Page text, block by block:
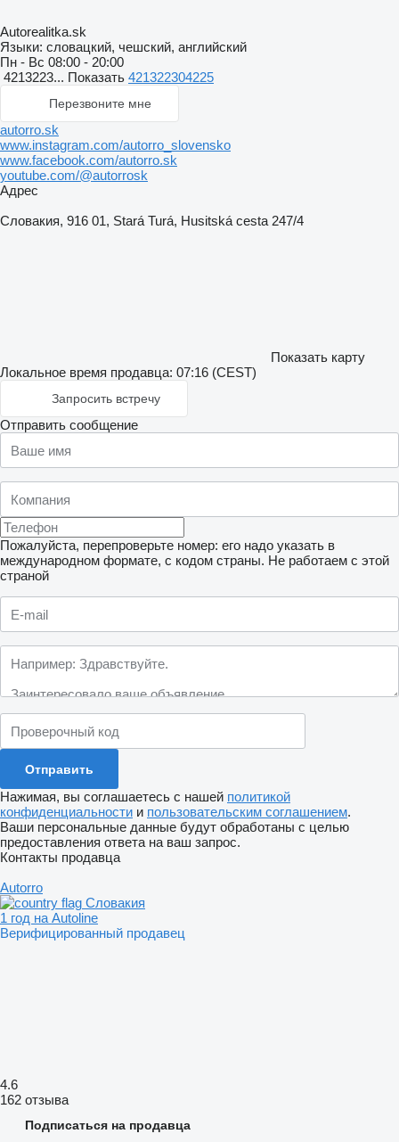
Autorealitka.sk
Языки: словацкий, чешский, английский
Пн - Вс 08:00 - 20:00
4213223... Показать 421322304225
Перезвоните мне
autorro.sk
www.instagram.com/autorro_slovensko
www.facebook.com/autorro.sk
youtube.com/@autorrosk
Адрес
Словакия, 916 01, Stará Turá, Husitská cesta 247/4
Показать карту
Локальное время продавца: 07:16 (CEST)
Запросить встречу
Отправить сообщение
Пожалуйста, перепроверьте номер: его надо указать в
международном формате, с кодом страны. Не работаем с этой
страной
Нажимая, вы соглашаетесь с нашей политикой
конфиденциальности и пользовательским соглашением.
Ваши персональные данные будут обработаны с целью
предоставления ответа на ваш запрос.
Контакты продавца
Autorro
Словакия
1 год на Autoline
Верифицированный продавец
4.6
162 отзыва
Подписаться на продавца